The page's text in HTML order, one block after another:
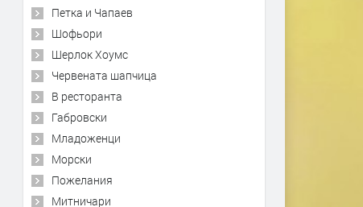
Петка и Чапаев
Шофьори
Шерлок Хоумс
Червената шапчица
В ресторанта
Габровски
Младоженци
Морски
Пожелания
Митничари